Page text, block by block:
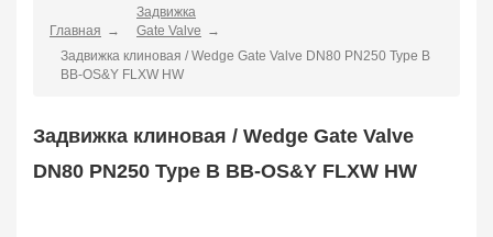
Globe Valve
2191
Клапан регулирующий
Control Valve
2
Клапан обратный
Кран шаровой
Главная
Задвижка
Gate Valve
Задвижка клиновая / Wedge Gate Valve DN80 PN250 Type B
BB-OS&Y FLXW HW
Задвижка клиновая / Wedge Gate Valve
DN80 PN250 Type B BB-OS&Y FLXW HW